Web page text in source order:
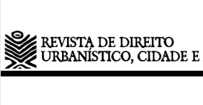
Conteúdo
principal
Barra
Lateral